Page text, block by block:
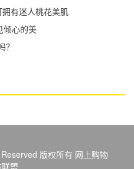
有迷人桃花美肌
倾心的美
？
版权所有 网上购物
盟